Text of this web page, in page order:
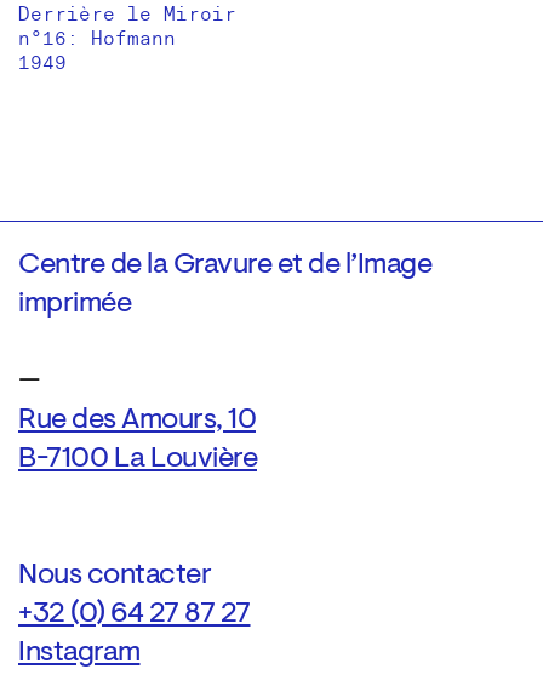
Derrière le Miroir
n°16: Hofmann
1949
Centre de la Gravure et de l’Image
imprimée
—
Rue des Amours, 10
B-7100 La Louvière
Nous contacter
+32 (0) 64 27 87 27
Instagram